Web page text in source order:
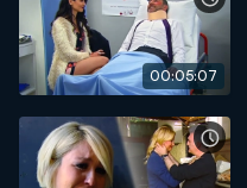
00:05:07